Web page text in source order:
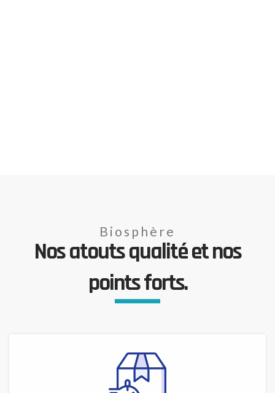
Biosphère
Nos atouts qualité et nos
points forts.